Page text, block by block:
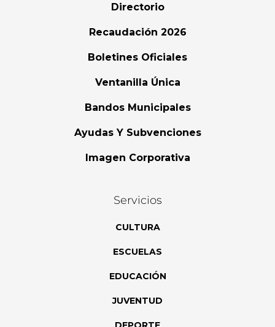
Directorio
Recaudación 2026
Boletines Oficiales
Ventanilla Única
Bandos Municipales
Ayudas Y Subvenciones
Imagen Corporativa
Servicios
CULTURA
ESCUELAS
EDUCACIÓN
JUVENTUD